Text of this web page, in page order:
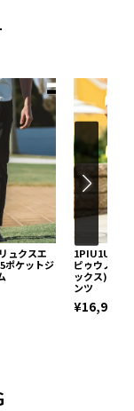
ュクスエ
ポケットジ
ピゥウノウ
ックス)カモ
ンツ
¥16,940